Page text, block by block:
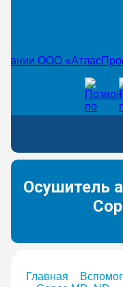
Осушитель
Главная